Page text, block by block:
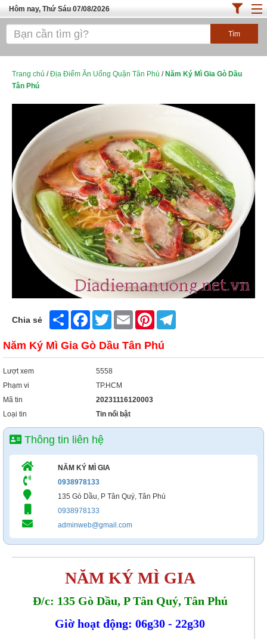
Hôm nay, Thứ Sáu 07/08/2026
Trang chủ
Cafe - Kem- Trà Sữa
Thực Phẩm Nông Hải Sản
Top Quán Ăn Sài Gòn
Trang chủ /Địa Điểm Ăn Uống Quận Tân Phú / Năm Ký Mì Gia Gò Dầu
Tân Phú
Chia sẻ Share FacebookTwitter Email Pinterest
Năm Ký Mì Gia Gò Dầu Tân Phú
Lượt xem
5558
Phạm vi
TP.HCM
Mã tin
20231116120003
Loại tin
Tin nổi bật
Thông tin liên hệ
NĂM KÝ MÌ GIA
0938978133
135 Gò Dầu, P Tân Quý, Tân Phú
0938978133
adminweb@gmail.com
NĂM KÝ MÌ GIA
Đ/c: 135 Gò Dầu, P Tân Quý, Tân Phú
Giờ hoạt động: 06g30 - 22g30